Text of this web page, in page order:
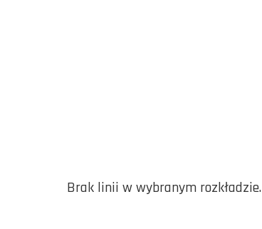
Brak linii w wybranym rozkładzie.